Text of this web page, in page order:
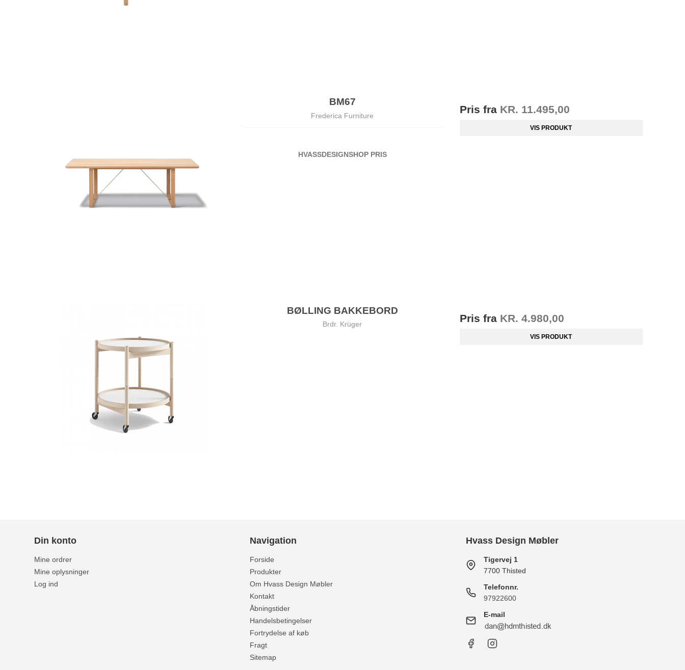
BM67
Frederica Furniture
HVASSDESIGNSHOP PRIS
Pris fra KR. 11.495,00
VIS PRODUKT
BØLLING BAKKEBORD
Brdr. Krüger
Pris fra KR. 4.980,00
VIS PRODUKT
Din konto
Mine ordrer
Mine oplysninger
Log ind
Navigation
Forside
Produkter
Om Hvass Design Møbler
Kontakt
Åbningstider
Handelsbetingelser
Fortrydelse af køb
Fragt
Sitemap
Hvass Design Møbler
Tigervej 1
7700 Thisted
Telefonnr.
97922600
E-mail